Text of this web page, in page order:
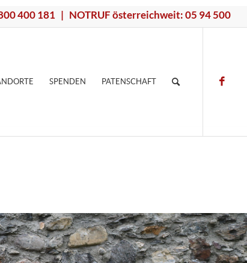
400 181 | NOTRUF österreichweit: 05 94 500
SPENDEN PATENSCHAFT